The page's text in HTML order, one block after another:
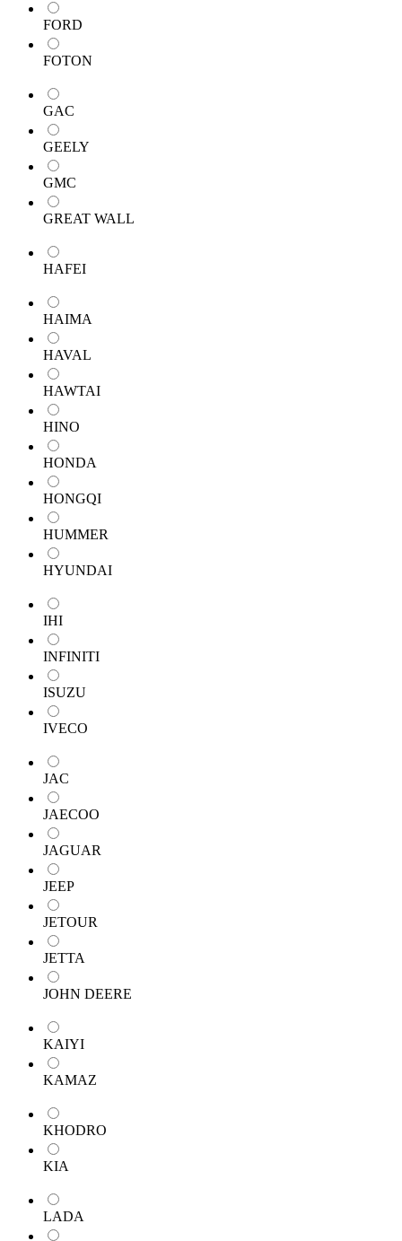
FORD
FOTON
GAC
GEELY
GMC
GREAT WALL
HAFEI
HAIMA
HAVAL
HAWTAI
HINO
HONDA
HONGQI
HUMMER
HYUNDAI
IHI
INFINITI
ISUZU
IVECO
JAC
JAECOO
JAGUAR
JEEP
JETOUR
JETTA
JOHN DEERE
KAIYI
KAMAZ
KHODRO
KIA
LADA